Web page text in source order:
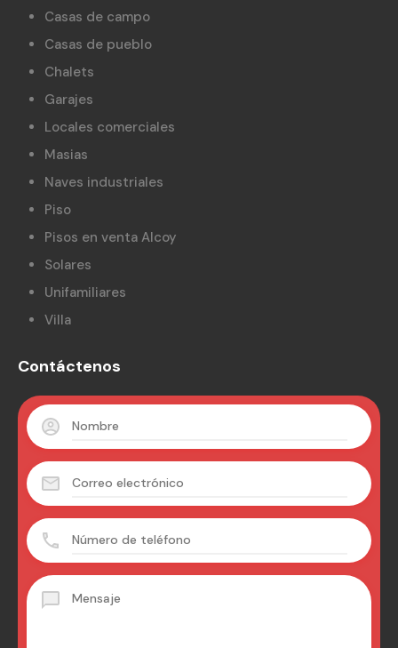
Casas de campo
Casas de pueblo
Chalets
Garajes
Locales comerciales
Masias
Naves industriales
Piso
Pisos en venta Alcoy
Solares
Unifamiliares
Villa
Contáctenos